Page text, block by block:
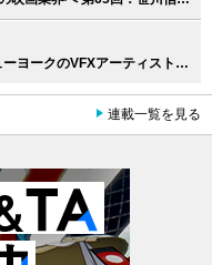
運送会社の仕分けアルバイトから、一路ニューヨークのVFXアーティストへ。第64回：佐藤文郎（Cineric Creative / Senior Flame Artist ）
連載一覧を見る